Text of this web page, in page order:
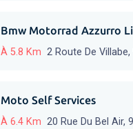
Bmw Motorrad Azzurro
À 5.8 Km 2 Route De Villabe,
Moto Self Services
À 6.4 Km 20 Rue Du Bel Air,